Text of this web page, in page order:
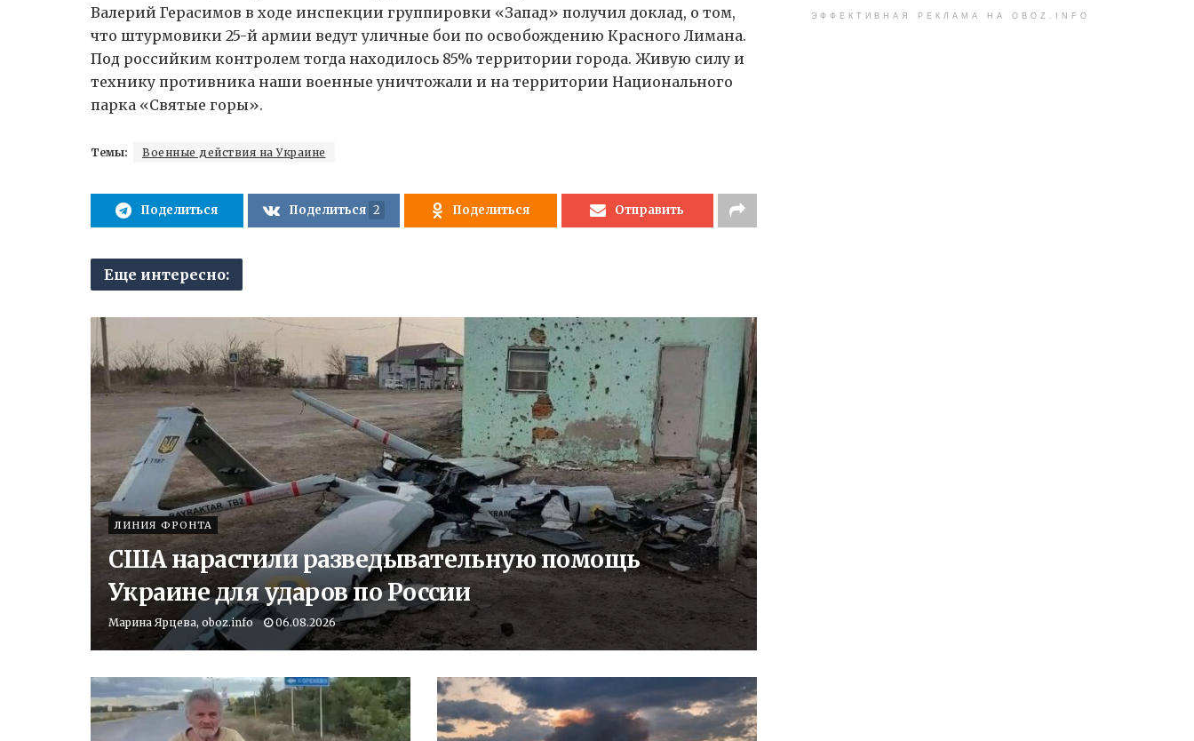
Валерий Герасимов в ходе инспекции группировки «Запад» получил доклад, о том,
что штурмовики 25-й армии ведут уличные бои по освобождению Красного Лимана.
Под российким контролем тогда находилось 85% территории города. Живую силу и
технику противника наши военные уничтожали и на территории Национального
парка «Святые горы».
Темы: Военные действия на Украине
Поделиться Поделиться 2 Поделиться Отправить
Еще интересно:
ЛИНИЯ ФРОНТА
США нарастили разведывательную помощь
Украине для ударов по России
Марина Ярцева, oboz.info 06.08.2026
ЭФФЕКТИВНАЯ РЕКЛАМА НА OBOZ.INFO